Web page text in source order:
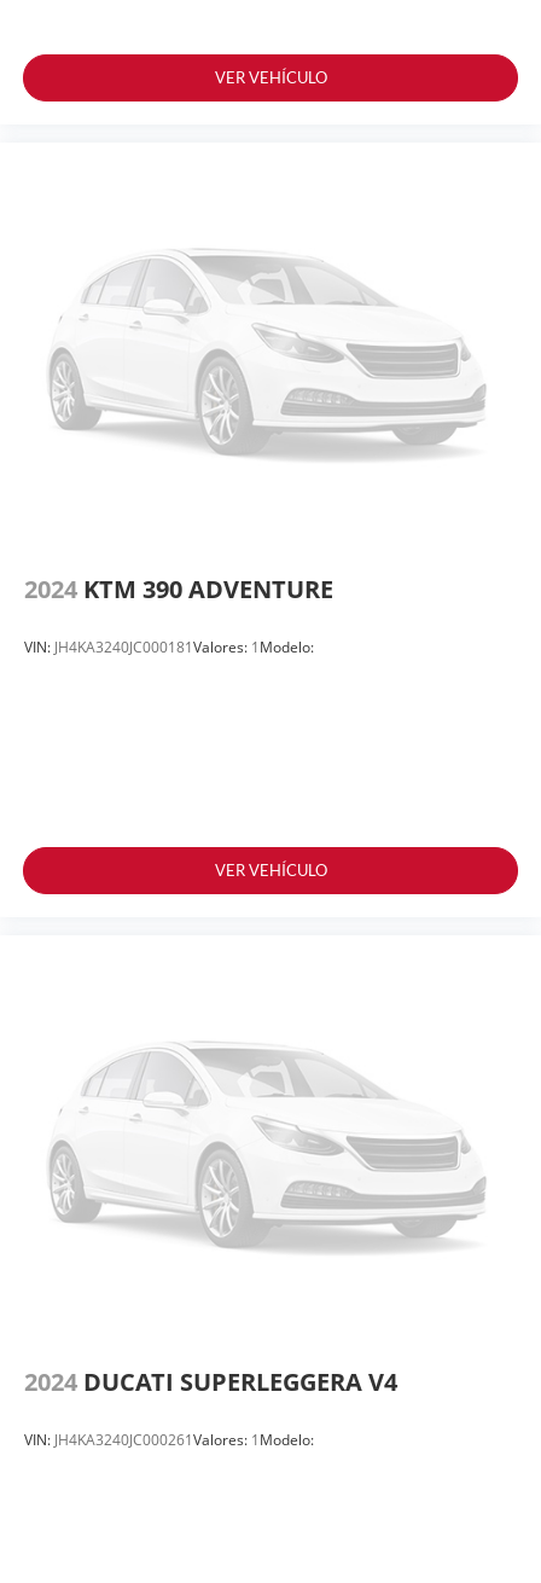
VER VEHÍCULO
2024 KTM 390 ADVENTURE
VIN: JH4KA3240JC000181Valores: 1Modelo:
VER VEHÍCULO
2024 DUCATI SUPERLEGGERA V4
VIN: JH4KA3240JC000261Valores: 1Modelo: